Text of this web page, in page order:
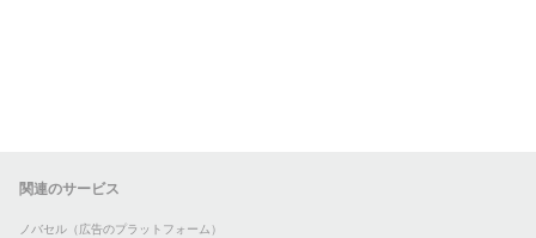
関連のサービス
ノバセル（広告のプラットフォーム）